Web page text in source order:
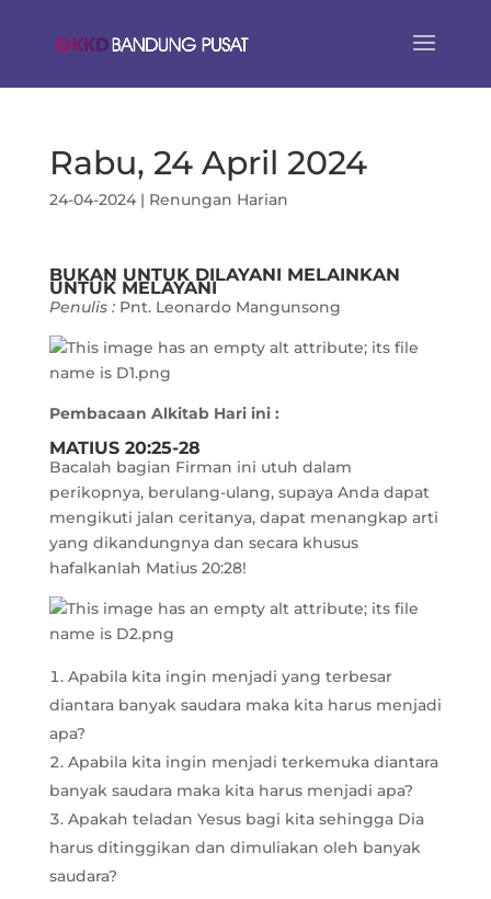
Rabu, 24 April 2024
24-04-2024| Renungan Harian
BUKAN UNTUK DILAYANI MELAINKAN
UNTUK MELAYANI
Penulis : Pnt. Leonardo Mangunsong
Pembacaan Alkitab Hari ini :
MATIUS 20:25-28
Bacalah bagian Firman ini utuh dalam
perikopnya, berulang-ulang, supaya Anda dapat
mengikuti jalan ceritanya, dapat menangkap arti
yang dikandungnya dan secara khusus
hafalkanlah Matius 20:28!
Apabila kita ingin menjadi yang terbesar
diantara banyak saudara maka kita harus menjadi
apa?
Apabila kita ingin menjadi terkemuka diantara
banyak saudara maka kita harus menjadi apa?
Apakah teladan Yesus bagi kita sehingga Dia
harus ditinggikan dan dimuliakan oleh banyak
saudara?